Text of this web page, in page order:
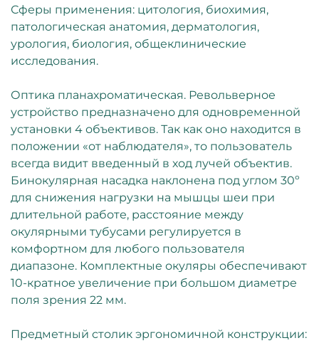
Сферы применения: цитология, биохимия,
патологическая анатомия, дерматология,
урология, биология, общеклинические
исследования.
Оптика планахроматическая. Револьверное
устройство предназначено для одновременной
установки 4 объективов. Так как оно находится в
положении «от наблюдателя», то пользователь
всегда видит введенный в ход лучей объектив.
Бинокулярная насадка наклонена под углом 30º
для снижения нагрузки на мышцы шеи при
длительной работе, расстояние между
окулярными тубусами регулируется в
комфортном для любого пользователя
диапазоне. Комплектные окуляры обеспечивают
10-кратное увеличение при большом диаметре
поля зрения 22 мм.
Предметный столик эргономичной конструкции: